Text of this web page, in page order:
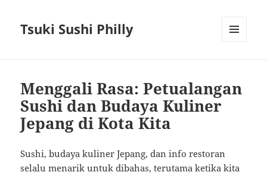
Tsuki Sushi Philly
Menggali Rasa: Petualangan
Sushi dan Budaya Kuliner
Jepang di Kota Kita
Sushi, budaya kuliner Jepang, dan info restoran
selalu menarik untuk dibahas, terutama ketika kita